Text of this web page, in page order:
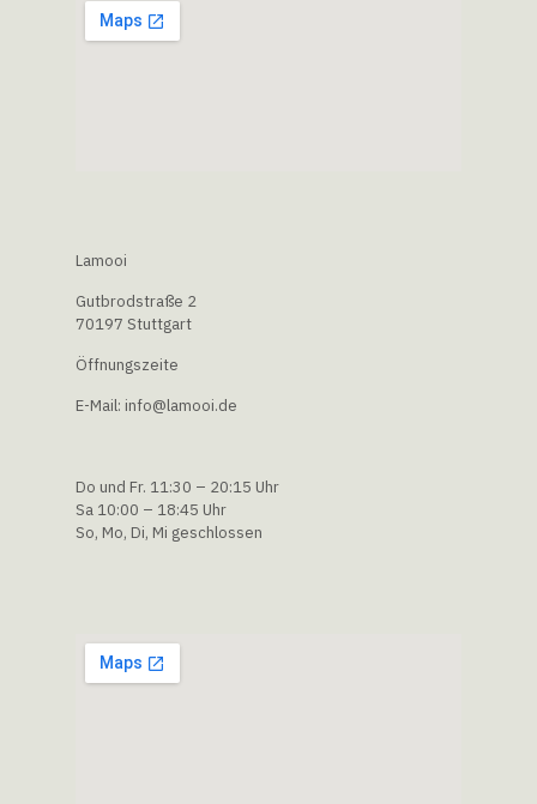
Lamooi
Gutbrodstraße 2
70197 Stuttgart
Öffnungszeite
E-Mail: info@lamooi.de
Do und Fr. 11:30 – 20:15 Uhr
Sa 10:00 – 18:45 Uhr
So, Mo, Di, Mi geschlossen